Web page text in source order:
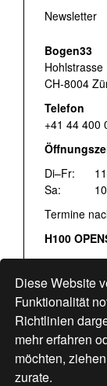
Diese Website
Funktionalität
Richtlinien
mehr erfahren
möchten,
zurate.
Newsletter
Bogen33
Hohlstrasse
CH-8004
Telefon
+41 44 400
Di–Fr:
Sa:
Termine
H100
Fr:
Sa: